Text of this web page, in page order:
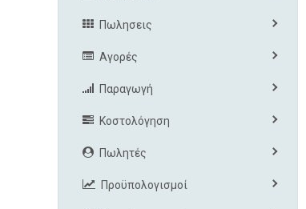
Πωλησεις
Αγορές
Παραγωγή
Κοστολόγηση
Πωλητές
Προϋπολογισμοί